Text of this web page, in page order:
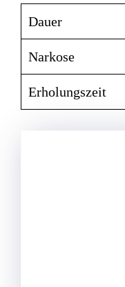
Dauer
Narkose
Erholungszeit